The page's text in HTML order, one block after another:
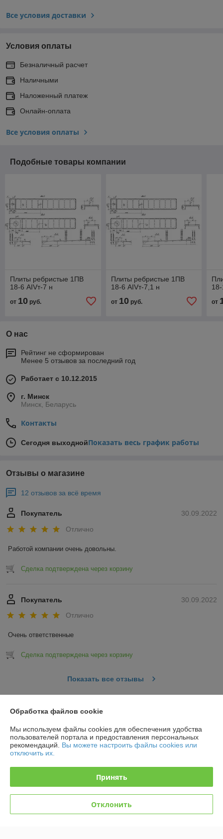
Все условия доставки
Условия оплаты
Безналичный расчет
Наличными
Наложенный платеж
Онлайн-оплата
Все условия оплаты
Подобные товары компании
Плиты ребристые 1ПВ
18-6 АIVт-7 н
от 10 руб.
Плиты ребристые 1ПВ
18-6 АIVт-7,1 н
от 10руб. от
О нас
Рейтинг не сформирован
Менее 5 отзывов за последний год
Работает с 10.12.2015
г. Минск
Минск, Беларусь
Контакты
Сегодня выходнойПоказать весь график работы
Отзывы о магазине
12 отзывов за всё время
30.09.2022
Покупатель
Отлично
Работой компании очень довольны.
Сделка подтверждена через корзину
30.09.2022
Покупатель
Отлично
Очень ответственные
Сделка подтверждена через корзину
Показать все отзывы
О нас
Контакты
Обработка файлов cookie
Мы используем файлы cookies для обеспечения удобства
пользователей портала и предоставления персональных
рекомендаций. Вы можете настроить файлы cookies или
отключить их.
Принять
Отклонить